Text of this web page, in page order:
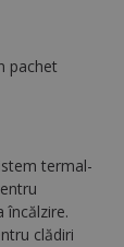
pachet
termal-
încălzire.
clădiri